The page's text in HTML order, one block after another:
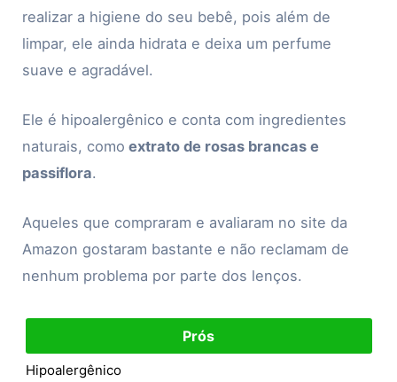
realizar a higiene do seu bebê, pois além de
limpar, ele ainda hidrata e deixa um perfume
suave e agradável.
Ele é hipoalergênico e conta com ingredientes
naturais, como extrato de rosas brancas e
passiflora.
Aqueles que compraram e avaliaram no site da
Amazon gostaram bastante e não reclamam de
nenhum problema por parte dos lenços.
Prós
Hipoalergênico